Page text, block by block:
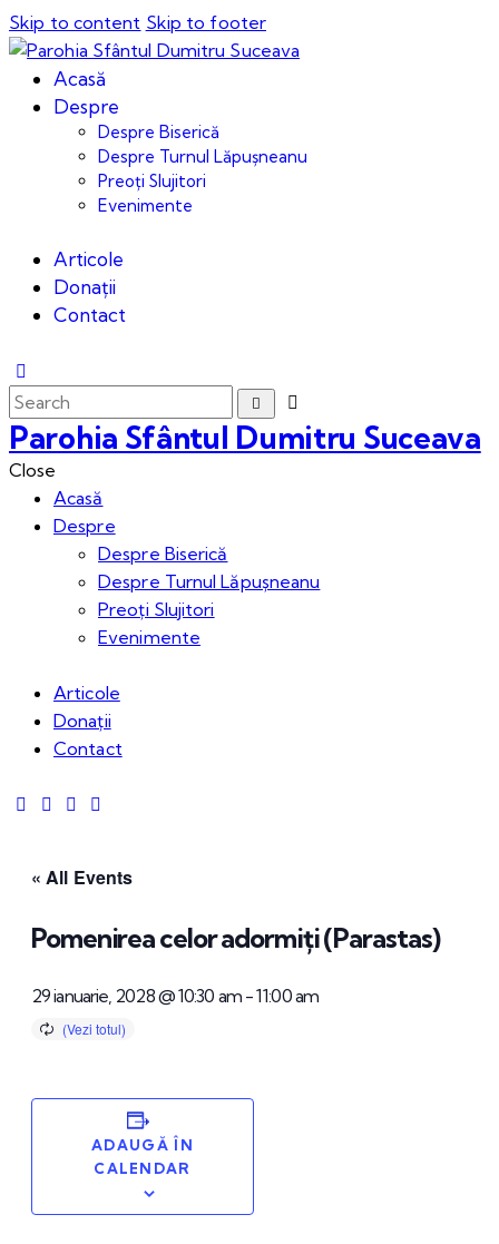
Skip to content Skip to footer
Acasă
Despre
Despre Biserică
Despre Turnul Lăpușneanu
Preoți Slujitori
Evenimente
Articole
Donații
Contact
Parohia Sfântul Dumitru Suceava
Close
Acasă
Despre
Despre Biserică
Despre Turnul Lăpușneanu
Preoți Slujitori
Evenimente
Articole
Donații
Contact
« All Events
Pomenirea celor adormiți (Parastas)
29 ianuarie, 2028 @ 10:30 am-11:00 am
ADAUGĂ ÎN
CALENDAR